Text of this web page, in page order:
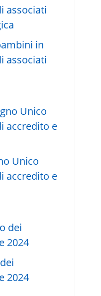
in
associati
Unico
accredito e
2024